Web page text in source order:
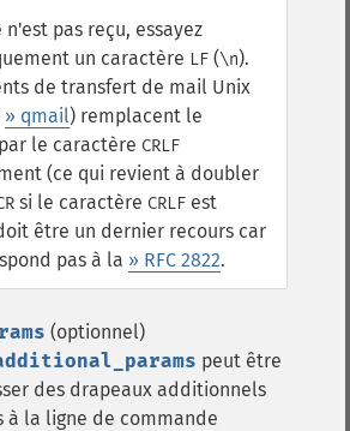
n'est pas reçu, essayez
un caractère LF (\n).
de transfert de mail Unix
» qmail) remplacent le
par le caractère CRLF
(ce qui revient à doubler
si le caractère CRLF est
être un dernier recours car
pas à la » RFC 2822.
(optionnel)
peut être
des drapeaux additionnels
à la ligne de commande